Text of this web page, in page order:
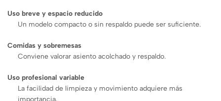
Uso breve y espacio reducido
Un modelo compacto o sin respaldo puede ser suficiente.
Comidas y sobremesas
Conviene valorar asiento acolchado y respaldo.
Uso profesional variable
La facilidad de limpieza y movimiento adquiere más